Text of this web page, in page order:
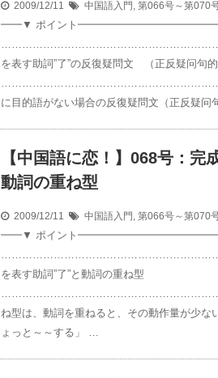
2009/12/11 中国語入門 , 第066号～第070
━━▼ ポイント
を表す助詞”了”の反復疑問文 （正反疑问句的
に目的語がない場合の反復疑問文（正反疑
【中国語に恋！】068号：完
動詞の重ね型
2009/12/11 中国語入門 , 第066号～第070
━━▼ ポイント
を表す助詞”了”と動詞の重ね型
ね型は、動詞を重ねると、その動作量が少な
ょっと～～する」 …